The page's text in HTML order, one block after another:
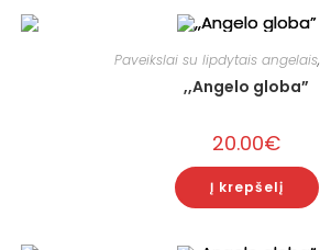
Paveikslai su lipdytais angelais,
,,Angelo globa”
20.00€
Į krepšelį